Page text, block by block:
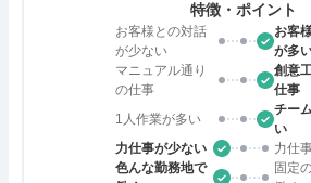
特徴・ポイント
お客様との対話
が少ない
お客
が多
マニュアル通り
の仕事
創意
仕事
1人作業が多い
チー
い
力仕事が少ない
力仕
色んな勤務地で
固定